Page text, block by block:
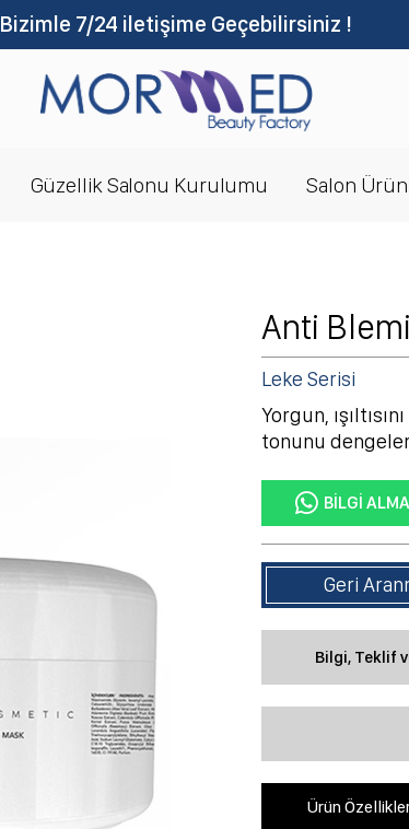
Bizimle 7/24 iletişime Geçebilirsiniz !
Güzellik Salonu Kurulumu Salon
Anti
Leke Serisi
Yorgun,
tonunu
BILGI
Geri
Bilgi, Teklif
Ürün